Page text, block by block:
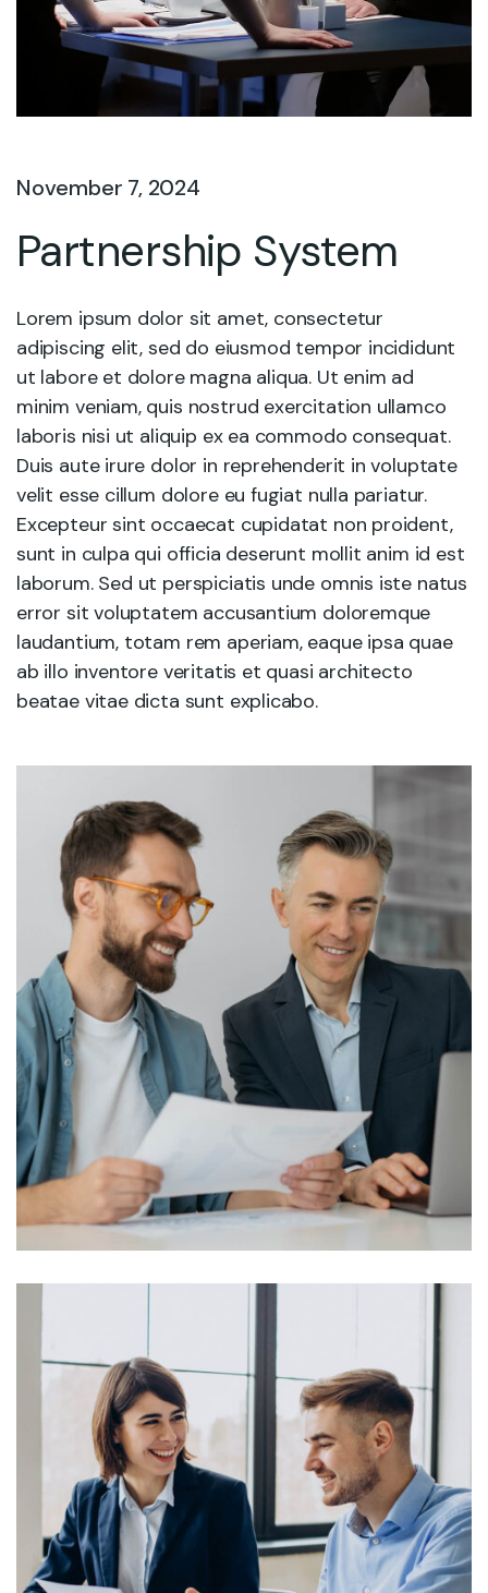
November 7, 2024
Partnership System
Lorem ipsum dolor sit amet, consectetur
adipiscing elit, sed do eiusmod tempor incididunt
ut labore et dolore magna aliqua. Ut enim ad
minim veniam, quis nostrud exercitation ullamco
laboris nisi ut aliquip ex ea commodo consequat.
Duis aute irure dolor in reprehenderit in voluptate
velit esse cillum dolore eu fugiat nulla pariatur.
Excepteur sint occaecat cupidatat non proident,
sunt in culpa qui officia deserunt mollit anim id est
laborum. Sed ut perspiciatis unde omnis iste natus
error sit voluptatem accusantium doloremque
laudantium, totam rem aperiam, eaque ipsa quae
ab illo inventore veritatis et quasi architecto
beatae vitae dicta sunt explicabo.